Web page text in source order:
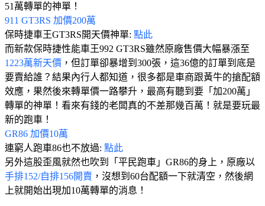
51萬轉單的神單！
911 GT3RS 加價200萬
保時捷車王GT3RS開天價神單: 點此
而新款保時捷性能車王992 GT3RS雖然原廠售價大幅暴漲至
1223萬新天價 ，但訂單卻暴增到300張，這36億的訂單到底是
要賣給誰？結果內行人都知道，很多都是車商跟黃牛的搶配額
效應，果然後來轉單價一路攀升，最高有聽到要「加200萬」
轉單的神單！看來有錢的老闆真的不差那幾百萬！就是要玩最
新的跑車！
GR86 加價10萬
連窮人跑車86也不放過: 點此
另外這股歪風就然也吹到「平民跑車」GR86的身上，原廠以
手排152/自排156開賣 ，沒想到60台配額一下就清空，然後網
上就開始出現加10萬轉單的消息！